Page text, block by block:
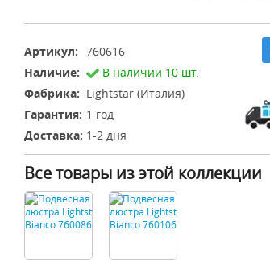
Артикул: 760616
Наличие:
В наличии 10 шт.
Фабрика: Lightstar (Италия)
Гарантия: 1 год
Доставка: 1-2 дня
Все товары из этой коллекции